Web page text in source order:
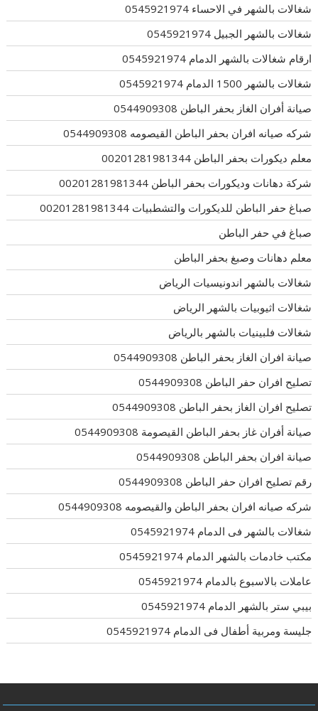
شغالات بالشهر في الاحساء 0545921974
شغالات بالشهر الجبيل 0545921974
ارقام شغالات بالشهر الدمام 0545921974
شغالات بالشهر 1500 الدمام 0545921974
صيانة أفران الغاز بحفر الباطن 0544909308
شركه صيانه افران بحفر الباطن القيصومه 0544909308
معلم ديكورات بحفر الباطن 00201281981344
شركة دهانات وديكورات بحفر الباطن 00201281981344
صباغ حفر الباطن للديكورات والتشطبيات 00201281981344
صباغ في حفر الباطن
معلم دهانات وصبغ بحفر الباطن
شغالات بالشهر اندونيسيات الرياض
شغالات اثيوبيات بالشهر الرياض
شغالات فلبينيات بالشهر بالرياض
صيانة افران الغاز بحفر الباطن 0544909308
تصليح افران حفر الباطن 0544909308
تصليح افران الغاز بحفر الباطن 0544909308
صيانة أفران غاز بحفر الباطن القيصومة 0544909308
صيانة افران بحفر الباطن 0544909308
رقم تصليح افران حفر الباطن 0544909308
شركه صيانه افران بحفر الباطن والقيصومه 0544909308
شغالات بالشهر فى الدمام 0545921974
مكتب خادمات بالشهر الدمام 0545921974
عاملات بالاسبوع بالدمام 0545921974
بيبي ستر بالشهر الدمام 0545921974
جليسة ومربية أطفال فى الدمام 0545921974